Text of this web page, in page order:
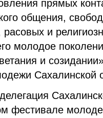
прямых
общения,
расовых и
молодое
и
Сахалинской
фестивале